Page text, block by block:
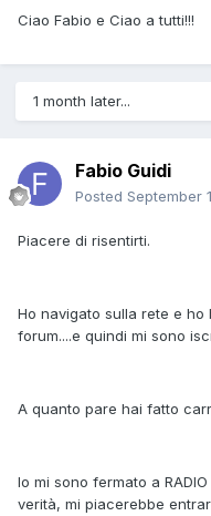
Ciao Fabio e Ciao a tutti!!!
1 month later...
Fabio Guidi
Posted September
Piacere di risentirti.
Ho navigato sulla rete e
forum....e quindi mi sono
A quanto pare hai fatto
Io mi sono fermato a
verità, mi piacerebbe